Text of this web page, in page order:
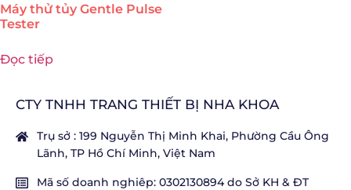
Máy thử tủy Gentle Pulse
Tester
Đọc tiếp
CTY TNHH TRANG THIẾT BỊ NHA KHOA
Trụ sở : 199 Nguyễn Thị Minh Khai, Phường Cầu Ông
Lãnh, TP Hồ Chí Minh, Việt Nam
Mã số doanh nghiêp: 0302130894 do Sở KH & ĐT